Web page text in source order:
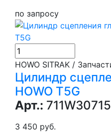
по запросу
HOWO SITRAK /
Цилиндр
HOWO T5G
Арт.:
3 450 руб.